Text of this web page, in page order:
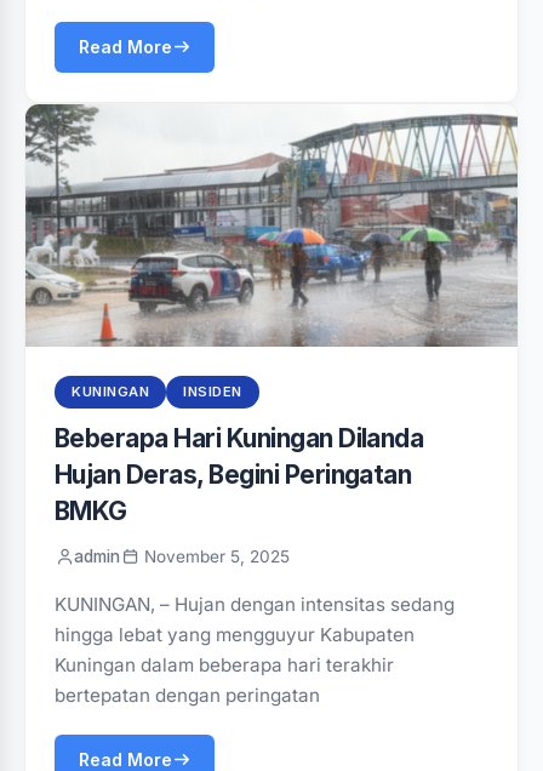
Read More
KUNINGAN INSIDEN
Beberapa Hari Kuningan Dilanda
Hujan Deras, Begini Peringatan
BMKG
admin November 5, 2025
KUNINGAN, – Hujan dengan intensitas sedang
hingga lebat yang mengguyur Kabupaten
Kuningan dalam beberapa hari terakhir
bertepatan dengan peringatan
Read More